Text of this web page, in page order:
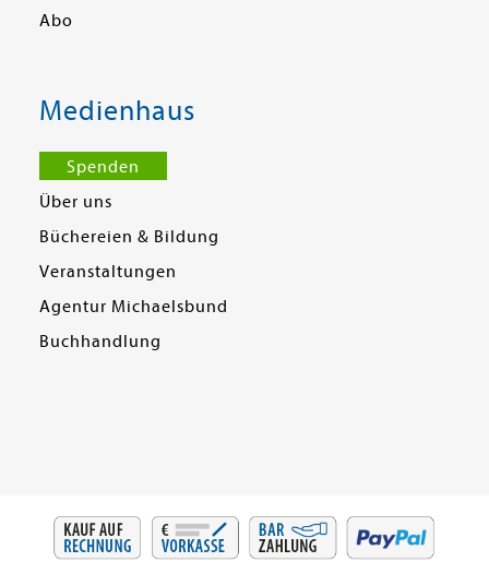
Abo
Medienhaus
Spenden
Über uns
Büchereien & Bildung
Veranstaltungen
Agentur Michaelsbund
Buchhandlung